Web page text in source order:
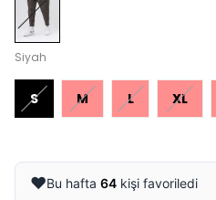
Siyah
S M L XL
❤️Bu hafta 64 kişi favoriledi